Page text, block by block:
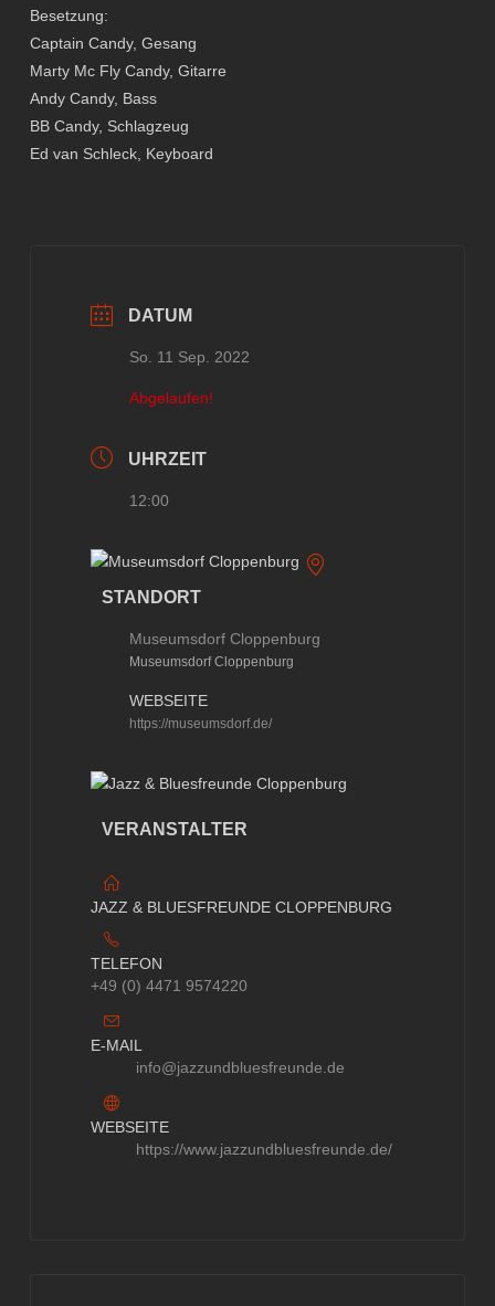
Besetzung:
Captain Candy, Gesang
Marty Mc Fly Candy, Gitarre
Andy Candy, Bass
BB Candy, Schlagzeug
Ed van Schleck, Keyboard
DATUM
So. 11 Sep. 2022
Abgelaufen!
UHRZEIT
12:00
STANDORT
Museumsdorf Cloppenburg
Museumsdorf Cloppenburg
WEBSEITE
https://museumsdorf.de/
VERANSTALTER
JAZZ & BLUESFREUNDE CLOPPENBURG
TELEFON
+49 (0) 4471 9574220
E-MAIL
info@jazzundbluesfreunde.de
WEBSEITE
https://www.jazzundbluesfreunde.de/